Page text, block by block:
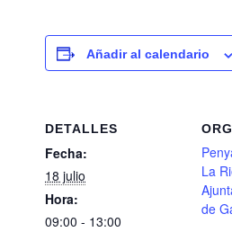
Añadir al calendario
DETALLES
Fecha:
18 julio
Hora:
09:00 - 13:00
La
de